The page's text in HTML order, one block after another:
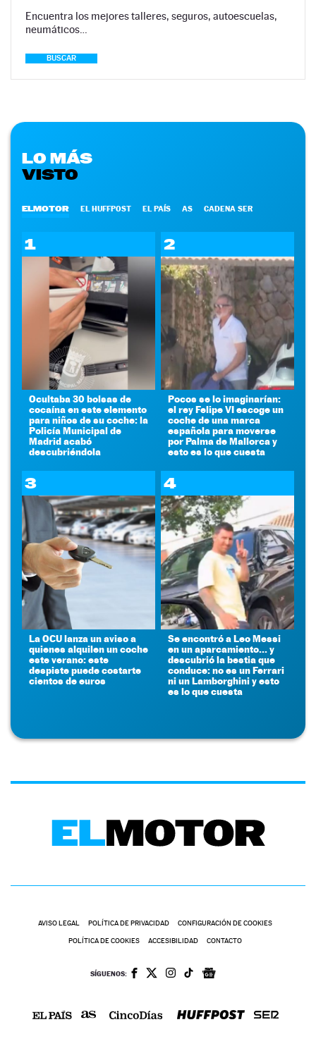
Encuentra los mejores talleres, seguros, autoescuelas,
neumáticos…
BUSCAR
LO MÁS
VISTO
ELMOTOR EL HUFFPOST EL PAÍS AS CADENA SER
1
Ocultaba 30 bolsas de
cocaína en este elemento
para niños de su coche: la
Policía Municipal de
Madrid acabó
descubriéndola
2
Pocos se lo imaginarían:
el rey Felipe VI escoge un
coche de una marca
española para moverse
por Palma de Mallorca y
esto es lo que cuesta
3
La OCU lanza un aviso a
quienes alquilen un coche
este verano: este
despiste puede costarte
cientos de euros
4
Se encontró a Leo Messi
en un aparcamiento... y
descubrió la bestia que
conduce: no es un Ferrari
ni un Lamborghini y esto
es lo que cuesta
AVISO LEGAL POLÍTICA DE PRIVACIDAD CONFIGURACIÓN DE COOKIES
POLÍTICA DE COOKIES ACCESIBILIDAD CONTACTO
SÍGUENOS: